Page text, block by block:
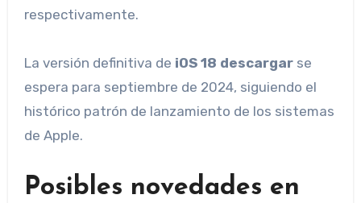
respectivamente.
La versión definitiva de iOS 18 descargarse
espera para septiembre de 2024, siguiendo el
histórico patrón de lanzamiento de los sistemas
de Apple.
Posibles novedades en